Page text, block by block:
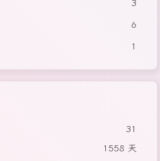
3
6
1
31
1558 天